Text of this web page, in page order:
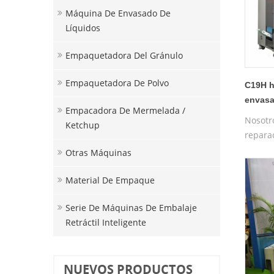
Máquina De Envasado De
Líquidos
Empaquetadora Del Gránulo
Empaquetadora De Polvo
Empacadora De Mermelada /
Ketchup
Otras Máquinas
Material De Empaque
Serie De Máquinas De Embalaje
Retráctil Inteligente
NUEVOS PRODUCTOS
C19H